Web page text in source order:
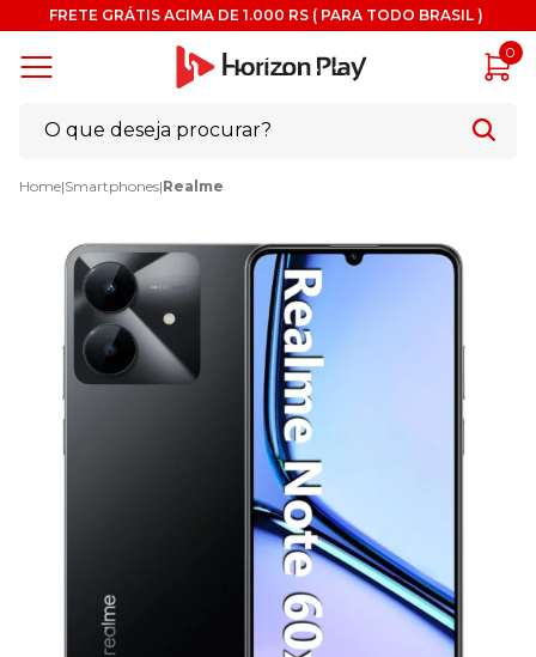
FRETE GRÁTIS ACIMA DE 1.000 RS ( PARA TODO BRASIL )
0
Home|Smartphones|Realme